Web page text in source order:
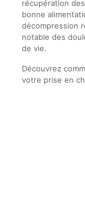
récupération
bonne
décompression
notable des
de vie.
Découvrez
votre prise en